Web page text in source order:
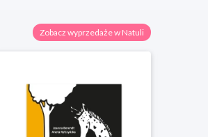
Zobacz wyprzedaże w Natuli